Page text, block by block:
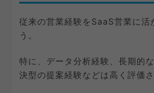
従来の営業経験をSaaS営業に活
う。
特に、データ分析経験、長期的
決型の提案経験などは高く評価さ